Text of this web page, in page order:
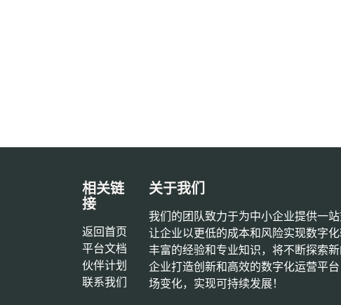
相关链
接
返回首页
平台文档
‎伙伴计划‎
联系我们
关于我们
我们的团队致力于为中小企业提供一站
让企业以更低的成本和风险实现数字
丰富的经验和专业知识，将不断探索
企业打造创新和高效的数字化运营平
场变化，实现可持续发展！